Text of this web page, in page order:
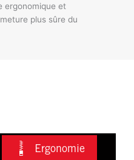
ergonomique et
plus sûre du
Ergonomie